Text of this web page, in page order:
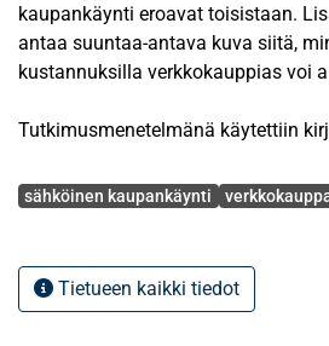
kaupankäynti eroavat toisistaan.
antaa suuntaa-antava kuva siitä,
kustannuksilla verkkokauppias voi
Tutkimusmenetelmänä käytettiin
keräämisessä on käytetty hyväksi
verkkokauppojen perustamisesta
näkökulmasta katsottuna.
Avainsanat
sähköinen kaupankäynti
Tietueen kaikki tiedot